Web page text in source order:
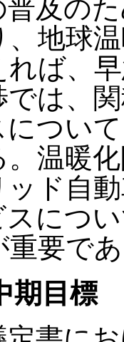
普及の
、地球
ば、
は、
つい
温暖
ッド自
につ
重要で
期目標